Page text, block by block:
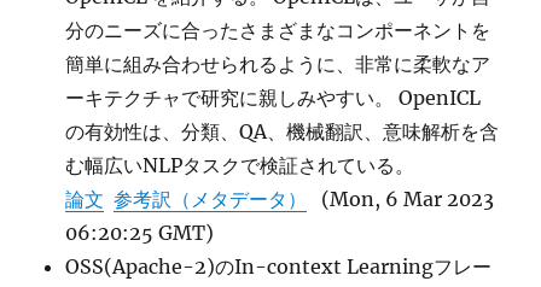
分のニーズに合ったさまざまなコンポーネントを
簡単に組み合わせられるように、非常に柔軟なア
ーキテクチャで研究に親しみやすい。 OpenICL
の有効性は、分類、QA、機械翻訳、意味解析を含
む幅広いNLPタスクで検証されている。
論文 参考訳（メタデータ）
(Mon, 6 Mar 2023
06:20:25 GMT)
OSS(Apache-2)のIn-context Learningフレー